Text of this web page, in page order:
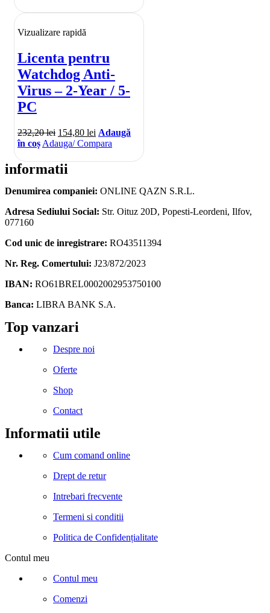
Vizualizare rapidă
Licenta pentru
Watchdog Anti-
Virus – 2-Year / 5-
PC
232,20lei 154,80 lei Adaugă
în coș Adauga/ Compara
informatii
Denumirea companiei: ONLINE QAZN S.R.L.
Adresa Sediului Social: Str. Oituz 20D, Popesti-Leordeni, Ilfov,
077160
Cod unic de inregistrare: RO43511394
Nr. Reg. Comertului: J23/872/2023
IBAN: RO61BREL0002002953750100
Banca: LIBRA BANK S.A.
Facebook
Instagram
Linkedin
Snapchat
Tik-
tok
Telegram
Top vanzari
Despre noi
Oferte
Shop
Contact
Informatii utile
Cum comand online
Drept de retur
Intrebari frecvente
Termeni si conditii
Politica de Confidențialitate
Contul meu
Contul meu
Comenzi